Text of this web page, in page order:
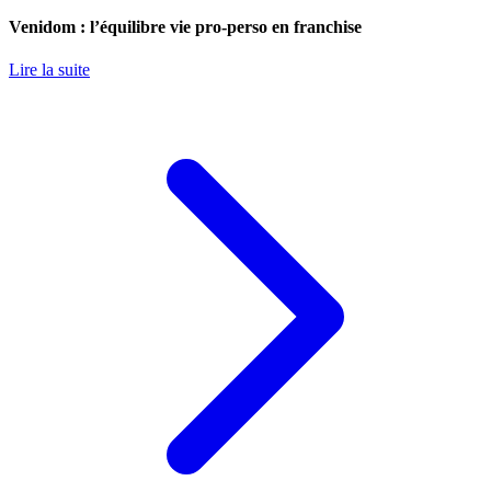
Venidom : l’équilibre vie pro-perso en franchise
Lire la suite